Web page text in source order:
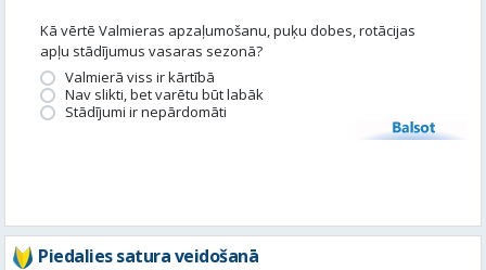
Kā vērtē Valmieras apzaļumošanu, puķu dobes, rotācijas
apļu stādījumus vasaras sezonā?
Valmierā viss ir kārtībā
Nav slikti, bet varētu būt labāk
Stādījumi ir nepārdomāti
Balsot
Piedalies satura veidošanā